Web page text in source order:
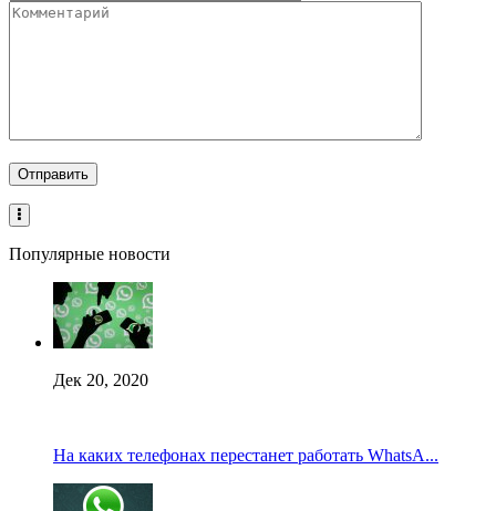
Популярные новости
Дек 20, 2020
На каких телефонах перестанет работать WhatsA...